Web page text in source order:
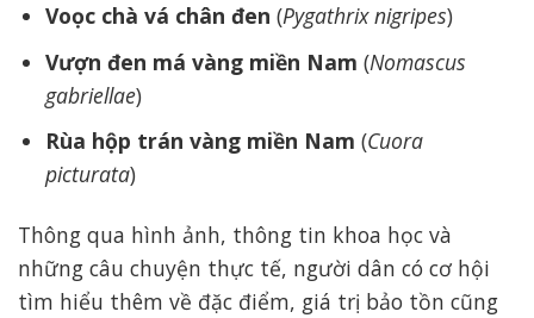
Voọc chà vá chân đen (Pygathrix nigripes)
Vượn đen má vàng miền Nam (Nomascus
gabriellae)
Rùa hộp trán vàng miền Nam (Cuora
picturata)
Thông qua hình ảnh, thông tin khoa học và
những câu chuyện thực tế, người dân có cơ hội
tìm hiểu thêm về đặc điểm, giá trị bảo tồn cũng